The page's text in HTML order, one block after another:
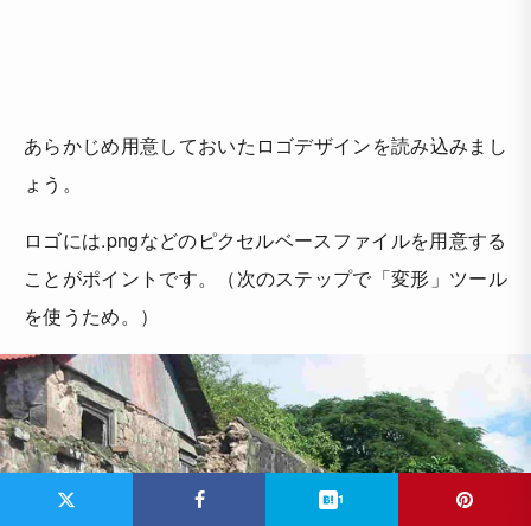
あらかじめ用意しておいたロゴデザインを読み込みまし
ょう。
ロゴには.pngなどのピクセルベースファイルを用意する
ことがポイントです。（次のステップで「変形」ツール
を使うため。）
1